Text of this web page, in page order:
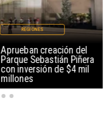
Aprueban creación del
Parque Sebastián Piñera
con inversión de $4 mil
millones
REGIONES